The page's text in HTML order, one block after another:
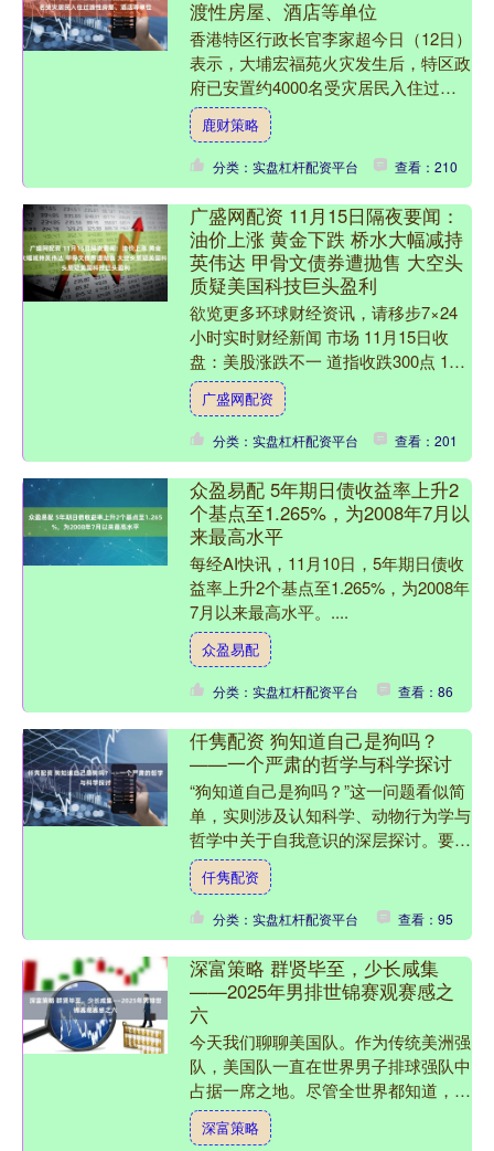
渡性房屋、酒店等单位
香港特区行政长官李家超今日（12日）
表示，大埔宏福苑火灾发生后，特区政
府已安置约4000名受灾居民入住过渡
性房屋、酒店等单位。李家超表示，他
关心受灾居民的长远居....
鹿财策略
分类：实盘杠杆配资平台 查看：210
广盛网配资 11月15日隔夜要闻：
油价上涨 黄金下跌 桥水大幅减持
英伟达 甲骨文债券遭抛售 大空头
质疑美国科技巨头盈利
欲览更多环球财经资讯，请移步7×24
小时实时财经新闻 市场 11月15日收
盘：美股涨跌不一 道指收跌300点 11
月15日美股成交额前20：桥水等多家
机构已大幅....
广盛网配资
分类：实盘杠杆配资平台 查看：201
众盈易配 5年期日债收益率上升2
个基点至1.265%，为2008年7月以
来最高水平
每经AI快讯，11月10日，5年期日债收
益率上升2个基点至1.265%，为2008年
7月以来最高水平。....
众盈易配
分类：实盘杠杆配资平台 查看：86
仟隽配资 狗知道自己是狗吗？
——一个严肃的哲学与科学探讨
“狗知道自己是狗吗？”这一问题看似简
单，实则涉及认知科学、动物行为学与
哲学中关于自我意识的深层探讨。要严
肃地回答这一问题，我们必须首先厘
清“知道”与“自己”的含....
仟隽配资
分类：实盘杠杆配资平台 查看：95
深富策略 群贤毕至，少长咸集
——2025年男排世锦赛观赛感之
六
今天我们聊聊美国队。作为传统美洲强
队，美国队一直在世界男子排球强队中
占据一席之地。尽管全世界都知道，排
球运动中心在欧洲，但是并不妨碍美国
队在中心之外还能占据一个....
深富策略